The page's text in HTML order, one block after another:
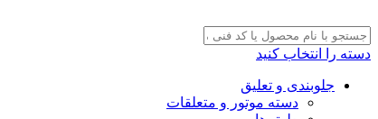
دسته را انتخاب کنید
جلوبندی و تعلیق
دسته موتور و متعلقات